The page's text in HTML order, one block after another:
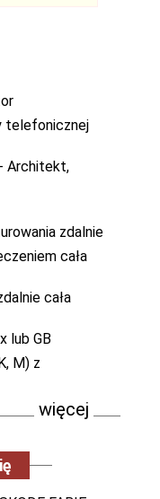
telefonicznej
Architekt,
zdalnie
cała
cała
lub GB
M) z
więcej